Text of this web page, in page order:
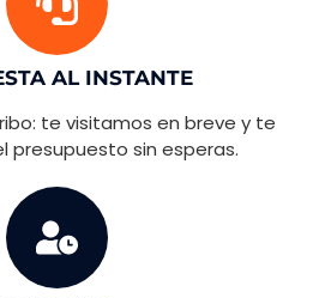
AL INSTANTE
te visitamos en breve y te
presupuesto sin esperas.